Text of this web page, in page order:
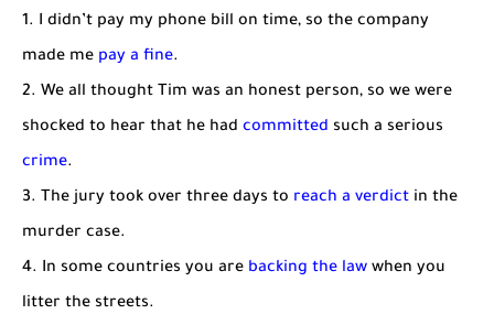
1. I didn’t pay my phone bill on time, so the company
made me pay a fine.
2. We all thought Tim was an honest person, so we were
shocked to hear that he had committed such a serious
crime.
3. The jury took over three days to reach a verdict in the
murder case.
4. In some countries you are backing the law when you
litter the streets.